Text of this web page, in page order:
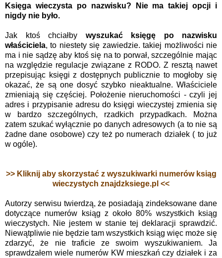
Księga wieczysta po nazwisku? Nie ma takiej opcji i
nigdy nie było.
Jak ktoś chciałby wyszukać księgę po nazwisku
właściciela, to niestety się zawiedzie. takiej możliwości nie
ma i nie sądzę aby ktoś się na to porwał, szczególnie mając
na względzie regulacje związane z RODO. Z resztą nawet
przepisując księgi z dostępnych publicznie to mogłoby się
okazać, że są one dosyć szybko nieaktualne. Właściciele
zmieniają się częściej. Położenie nieruchomości - czyli jej
adres i przypisanie adresu do księgi wieczystej zmienia się
w bardzo szczególnych, rzadkich przypadkach. Można
zatem szukać wyłącznie po danych adresowych (a to nie są
żadne dane osobowe) czy też po numerach działek ( to już
w ogóle).
>> Kliknij aby skorzystać z wyszukiwarki numerów ksiąg
wieczystych znajdzksiege.pl <<
Autorzy serwisu twierdzą, że posiadają zindeksowane dane
dotyczące numerów ksiąg z około 80% wszystkich ksiąg
wieczystych. Nie jestem w stanie tej deklaracji sprawdzić.
Niewątpliwie nie będzie tam wszystkich ksiąg więc może się
zdarzyć, że nie traficie ze swoim wyszukiwaniem. Ja
sprawdzałem wiele numerów KW mieszkań czy działek i za